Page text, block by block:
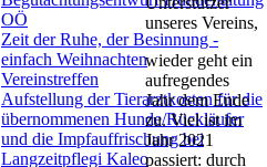
OÖ
Zeit der Ruhe, der Besinnung -
einfach Weihnachten
Vereinstreffen
Aufstellung der Tierarztkosten für die
übernommenen Hunde/Rückläufer
und die Impfauffrischung bei
Langzeitpflegi Kaleo
unseres Vereins,
wieder geht ein
aufregendes
Jahr dem Ende
zu. Viel ist im
Jahr 2021
passiert: durch